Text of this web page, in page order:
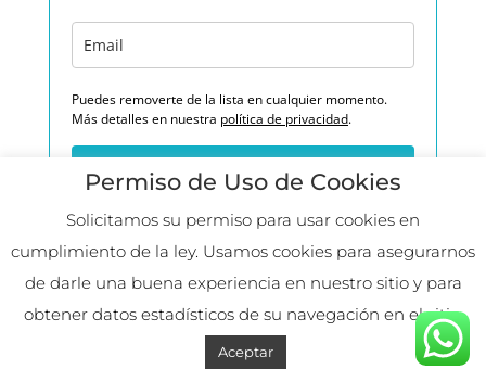
Puedes removerte de la lista en cualquier momento.
Más detalles en nuestra política de privacidad.
Suscribirme
Permiso de Uso de Cookies
Solicitamos su permiso para usar cookies en
cumplimiento de la ley. Usamos cookies para asegurarnos
de darle una buena experiencia en nuestro sitio y para
obtener datos estadísticos de su navegación en el sitio.
Aceptar